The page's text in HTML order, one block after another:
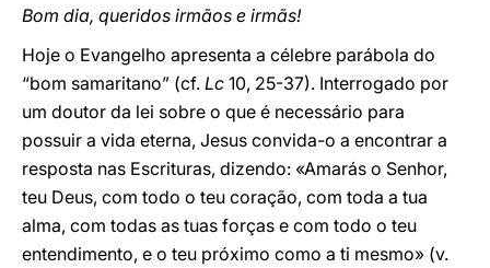
Bom dia, queridos irmãos e irmãs!
Hoje o Evangelho apresenta a célebre parábola do
“bom samaritano” (cf. Lc 10, 25-37). Interrogado por
um doutor da lei sobre o que é necessário para
possuir a vida eterna, Jesus convida-o a encontrar a
resposta nas Escrituras, dizendo: «Amarás o Senhor,
teu Deus, com todo o teu coração, com toda a tua
alma, com todas as tuas forças e com todo o teu
entendimento, e o teu próximo como a ti mesmo» (v.